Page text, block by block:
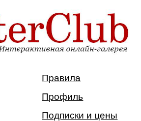
Правила
Профиль
Подписки и цены